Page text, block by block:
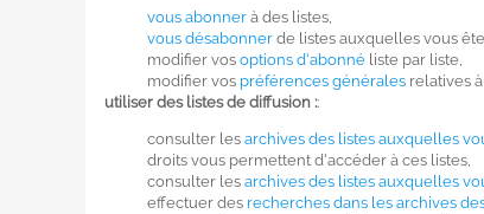
vous abonner à des listes,
vous désabonner de listes auxquelles vous
modifier vos options d'abonné liste par liste,
modifier vos préférences générales relatives
utiliser des listes de diffusion ::
consulter les archives des listes auxquelles
droits vous permettent d'accéder à ces listes,
consulter les archives des listes auxquelles
effectuer des recherches dans les archives